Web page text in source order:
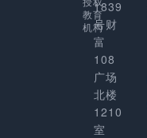
1839
号财
富
108
广场
北楼
1210
室
教育
机构